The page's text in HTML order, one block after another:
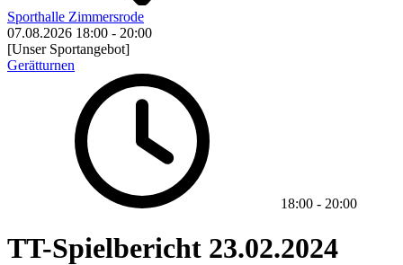
Sporthalle Zimmersrode
07.08.2026 18:00 - 20:00
[Unser Sportangebot]
Gerätturnen
18:00 - 20:00
TT-Spielbericht 23.02.2024